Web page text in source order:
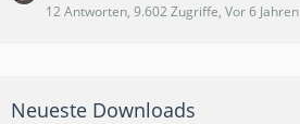
12 Antworten, 9.602 Zugriffe, Vor 6 Jahren
Neueste Downloads